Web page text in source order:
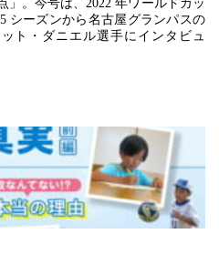
」。今号は、2022 年ワールドカッ
シーズンから名古屋グランパスの
ト・ダニエル選手にインタビュ